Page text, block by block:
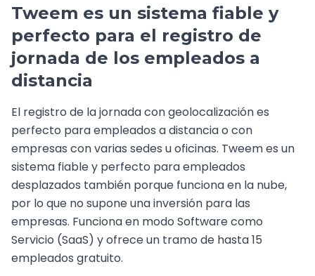
Tweem es un sistema fiable y
perfecto para el registro de
jornada de los empleados a
distancia
El registro de la jornada con geolocalización es
perfecto para empleados a distancia o con
empresas con varias sedes u oficinas. Tweem es un
sistema fiable y perfecto para empleados
desplazados también porque funciona en la nube,
por lo que no supone una inversión para las
empresas. Funciona en modo Software como
Servicio (SaaS) y ofrece un tramo de hasta 15
empleados gratuito.